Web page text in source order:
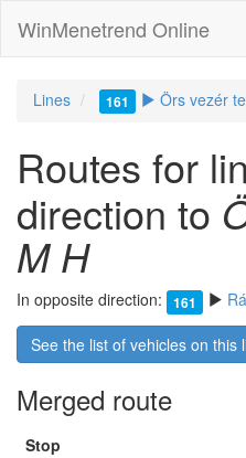
WinMenetrend Online
Lines 161 Örs vezér
Routes for
direction to
M H
In opposite direction: 161
See the list of vehicles on this
Merged route
Stop